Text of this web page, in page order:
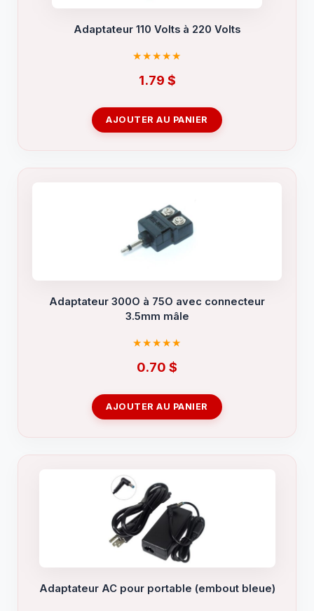
Adaptateur 110 Volts à 220 Volts
1.79 $
AJOUTER AU PANIER
Adaptateur 300O à 75O avec connecteur
3.5mm mâle
0.70 $
AJOUTER AU PANIER
Adaptateur AC pour portable (embout bleue)